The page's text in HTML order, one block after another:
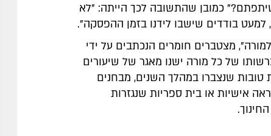
כמובן שהתשובה לכך הייתה: "לא
למעט בודדים שישבו לידנו בזמן ההפסקה".
מצטברים חומרים הנכתבים על ידי
של כל מורה ישנו מאגר של שיעורים
שנצברו במהלך השנים, מבחנים
אישיות או בית ספריות שנגזרות